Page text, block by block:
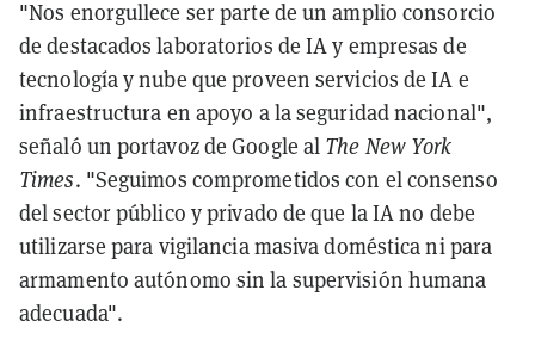
"Nos enorgullece ser parte de un amplio consorcio
de destacados laboratorios de IA y empresas de
tecnología y nube que proveen servicios de IA e
infraestructura en apoyo a la seguridad nacional",
señaló un portavoz de Google al The New York
Times. "Seguimos comprometidos con el consenso
del sector público y privado de que la IA no debe
utilizarse para vigilancia masiva doméstica ni para
armamento autónomo sin la supervisión humana
adecuada".